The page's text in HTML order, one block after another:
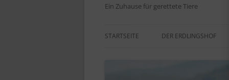
Ein Zuhause für gerettete Tiere
STARTSEITE DER ERDLINGSHOF